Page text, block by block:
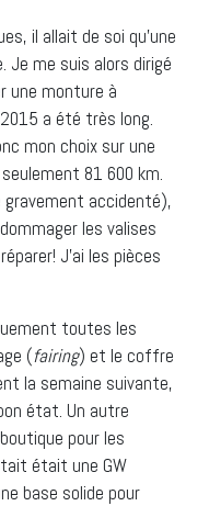
il allait de soi qu’une
Je me suis alors dirigé
une monture à
2015 a été très long.
mon choix sur une
81 600 km.
gravement accidenté),
les valises
J’ai les pièces
toutes les
(fairing) et le coffre
la semaine suivante,
état. Un autre
pour les
était une GW
base solide pour